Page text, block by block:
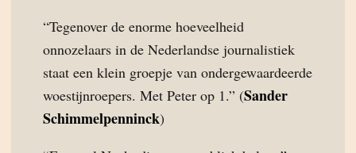
“Tegenover de enorme hoeveelheid
onnozelaars in de Nederlandse journalistiek
staat een klein groepje van ondergewaardeerde
woestijnroepers. Met Peter op 1.” (Sander
Schimmelpenninck)